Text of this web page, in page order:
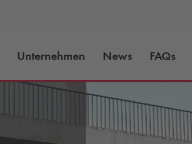
Unternehmen News FAQs